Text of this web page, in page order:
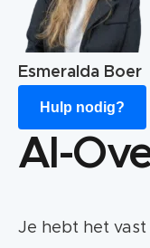
Esmeralda Boer
Hulp nodig?
AI-
Je hebt het